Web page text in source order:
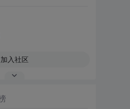
加入社区